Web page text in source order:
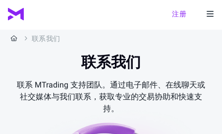
注册
联系我们
联系我们
联系 MTrading 支持团队。通过电子邮件、在线聊天或
社交媒体与我们联系，获取专业的交易协助和快速支
持。